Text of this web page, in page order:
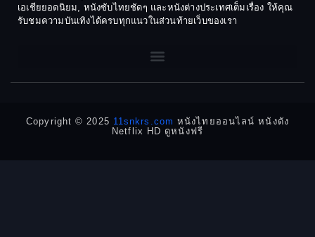
Dark Comedy ตลกร้าย
DC
Detective สืบสวน
1968
1964
เอเชียยอดนิยม, หนังซับไทยชัดๆ และหนังต่างประเทศเต็มเรื่อง ให้คุณ
รับชมความบันเทิงได้ครบทุกแนวในส่วนท้ายเว็บของเรา
Copyright © 2025 11snkrs.com หนังไทยออนไลน์ หนังดัง
Netflix HD ดูหนังฟรี